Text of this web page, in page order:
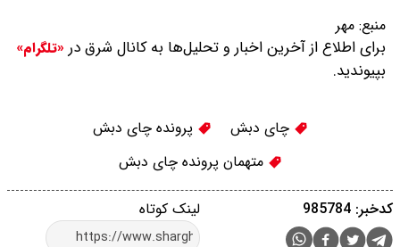
منبع: مهر
برای اطلاع از آخرین اخبار و تحلیل‌ها به کانال شرق در «تلگرام»
بپیوندید.
چای دبش
پرونده چای دبش
متهمان پرونده چای دبش
لینک کوتاه کدخبر: 985784